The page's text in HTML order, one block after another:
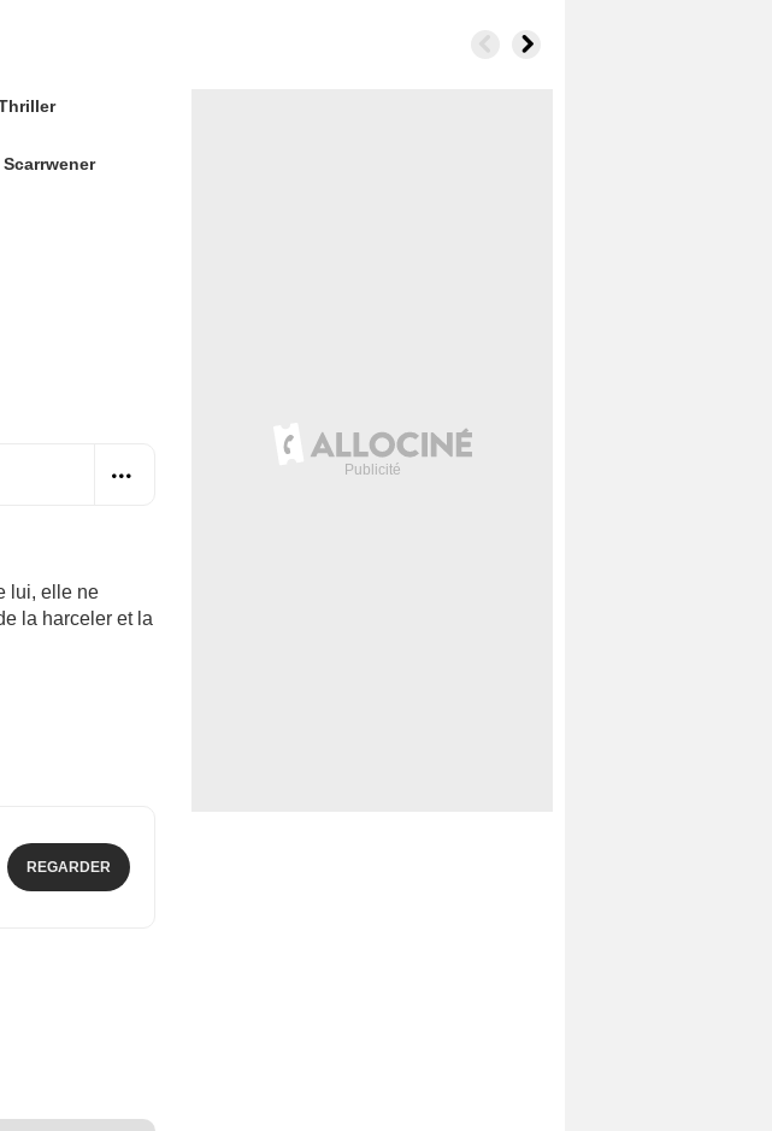
lui, elle ne
la harceler et la
REGARDER